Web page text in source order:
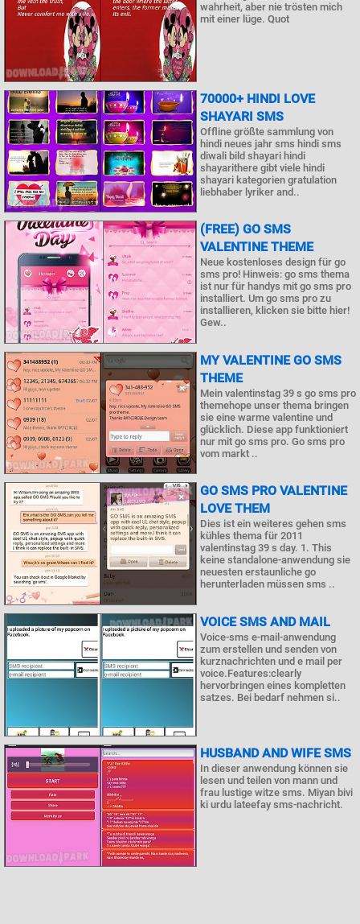
wahrheit, aber nie trösten mich
mit einer lüge. Quot
70000+ HINDI LOVE
SHAYARI SMS
Offline größte sammlung von
hindi neues jahr sms hindi sms
diwali bild shayari hindi
shayarithere gibt viele hindi
shayari kategorien gratulation
liebhaber lyriker and..
(FREE) GO SMS
VALENTINE THEME
Neue kostenloses design für go
sms pro! Hinweis: go sms thema
ist nur für handys mit go sms pro
installiert. Um go sms pro zu
installieren, klicken sie bitte hier!
Gew..
MY VALENTINE GO SMS
THEME
Mein valentinstag 39 s go sms pro
themehope unser thema bringen
sie eine warme valentine und
glücklich. Diese app funktioniert
nur mit go sms pro. Go sms pro
vom markt ..
GO SMS PRO VALENTINE
LOVE THEM
Dies ist ein weiteres gehen sms
kühles thema für 2011
valentinstag 39 s day. 1. This
keine standalone-anwendung sie
neuesten erstaunliche go
herunterladen müssen sms ..
VOICE SMS AND MAIL
Voice-sms e-mail-anwendung
zum erstellen und senden von
kurznachrichten und e mail per
voice.Features:clearly
hervorbringen eines kompletten
satzes. Bei bedarf nehmen si..
HUSBAND AND WIFE SMS
In dieser anwendung können sie
lesen und teilen von mann und
frau lustige witze sms. Miyan bivi
ki urdu lateefay sms-nachricht.